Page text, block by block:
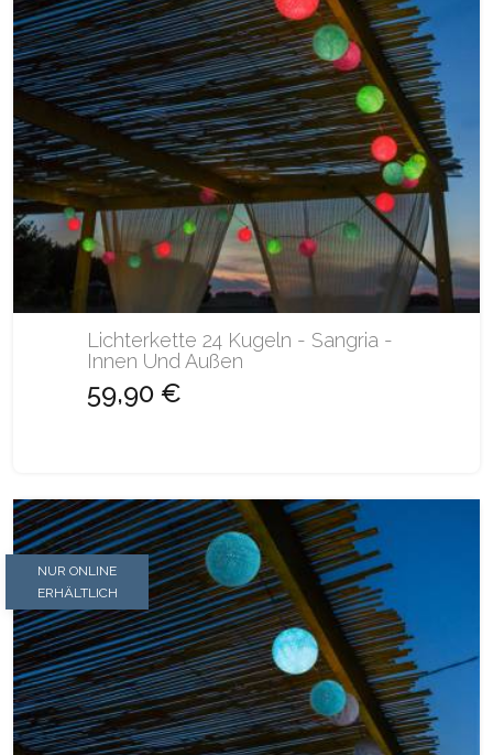
Lichterkette 24 Kugeln - Sangria -
Innen Und Außen
59,90 €
NUR ONLINE
ERHÄLTLICH